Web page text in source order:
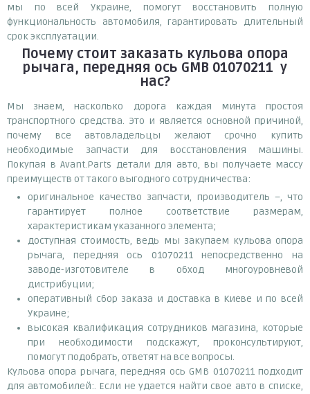
мы по всей Украине, помогут восстановить полную
функциональность автомобиля, гарантировать длительный
срок эксплуатации.
Почему стоит заказать кульова опора
рычага, передняя ось GMB 01070211 у
нас?
Мы знаем, насколько дорога каждая минута простоя
транспортного средства. Это и является основной причиной,
почему все автовладельцы желают срочно купить
необходимые запчасти для восстановления машины.
Покупая в Avant.Parts детали для авто, вы получаете массу
преимуществ от такого выгодного сотрудничества:
оригинальное качество запчасти, производитель –, что
гарантирует полное соответствие размерам,
характеристикам указанного элемента;
доступная стоимость, ведь мы закупаем кульова опора
рычага, передняя ось 01070211 непосредственно на
заводе-изготовителе в обход многоуровневой
дистрибуции;
оперативный сбор заказа и доставка в Киеве и по всей
Украине;
высокая квалификация сотрудников магазина, которые
при необходимости подскажут, проконсультируют,
помогут подобрать, ответят на все вопросы.
Кульова опора рычага, передняя ось GMB 01070211 подходит
для автомобилей:. Если не удается найти свое авто в списке,